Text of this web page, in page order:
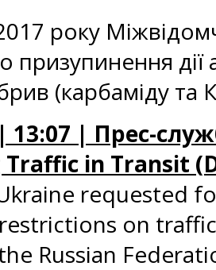
року
призупинення
(карбаміду та
13:07 | Прес-
in Transit
requested
on
Russian